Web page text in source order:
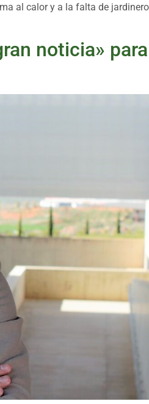
al calor y a la falta de
noticia»